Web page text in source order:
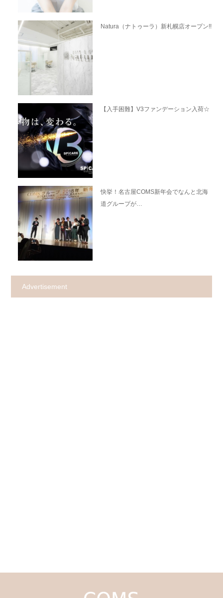
Natura（ナトゥーラ）新札幌店オープン!!
【入手困難】V3ファンデーション入荷☆
快挙！名古屋COMS新年会でなんと北海
道グループが…
Advertisement